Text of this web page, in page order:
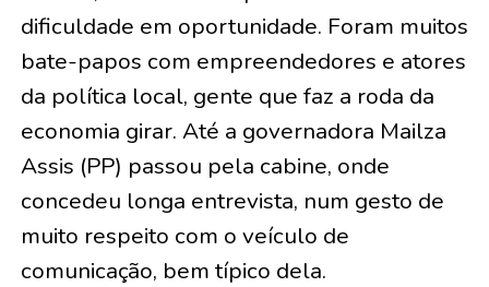
dificuldade em oportunidade. Foram muitos
bate-papos com empreendedores e atores
da política local, gente que faz a roda da
economia girar. Até a governadora Mailza
Assis (PP) passou pela cabine, onde
concedeu longa entrevista, num gesto de
muito respeito com o veículo de
comunicação, bem típico dela.